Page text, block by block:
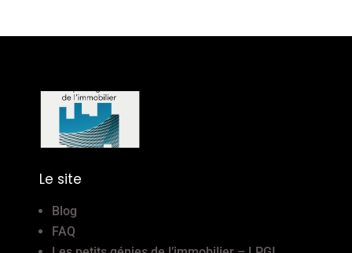
Le site
Blog
FAQ